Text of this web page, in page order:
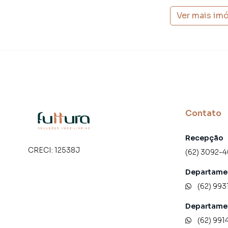
Ver mais
CRECI: 12538J
Contato
Recepção
(62) 3092-
(62)
(62)